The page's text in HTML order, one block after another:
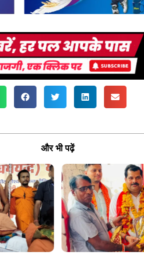
और भी पढ़ें